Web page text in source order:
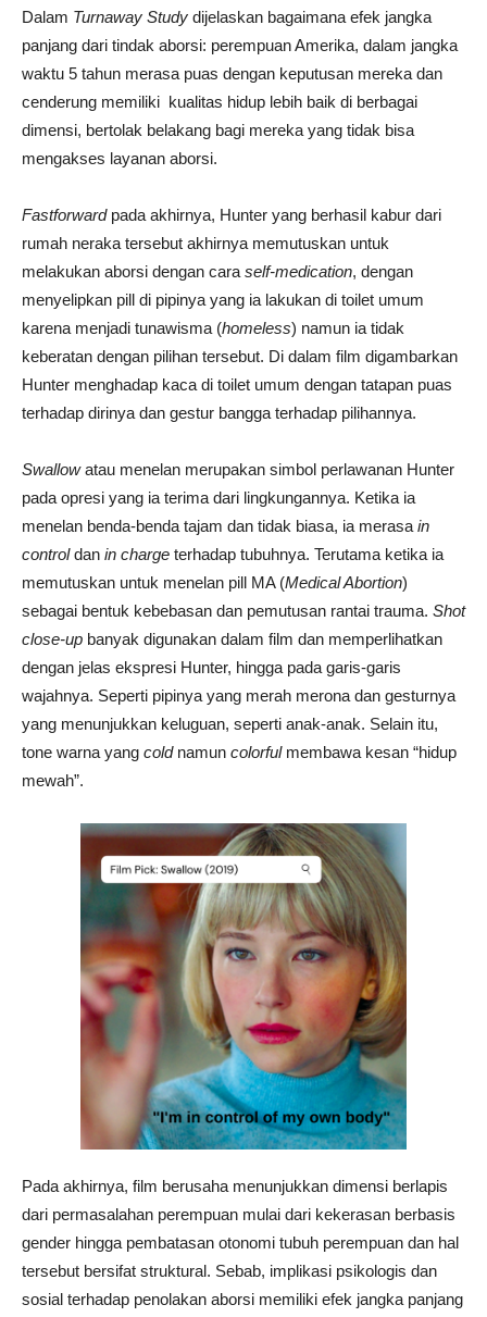
Dalam Turnaway Study dijelaskan bagaimana efek jangka
panjang dari tindak aborsi: perempuan Amerika, dalam jangka
waktu 5 tahun merasa puas dengan keputusan mereka dan
cenderung memiliki kualitas hidup lebih baik di berbagai
dimensi, bertolak belakang bagi mereka yang tidak bisa
mengakses layanan aborsi.
Fastforward pada akhirnya, Hunter yang berhasil kabur dari
rumah neraka tersebut akhirnya memutuskan untuk
melakukan aborsi dengan cara self-medication, dengan
menyelipkan pill di pipinya yang ia lakukan di toilet umum
karena menjadi tunawisma (homeless) namun ia tidak
keberatan dengan pilihan tersebut. Di dalam film digambarkan
Hunter menghadap kaca di toilet umum dengan tatapan puas
terhadap dirinya dan gestur bangga terhadap pilihannya.
Swallowatau menelan merupakan simbol perlawanan Hunter
pada opresi yang ia terima dari lingkungannya. Ketika ia
menelan benda-benda tajam dan tidak biasa, ia merasa in
controldan in charge terhadap tubuhnya. Terutama ketika ia
memutuskan untuk menelan pill MA (Medical Abortion)
sebagai bentuk kebebasan dan pemutusan rantai trauma. Shot
close-up banyak digunakan dalam film dan memperlihatkan
dengan jelas ekspresi Hunter, hingga pada garis-garis
wajahnya. Seperti pipinya yang merah merona dan gesturnya
yang menunjukkan keluguan, seperti anak-anak. Selain itu,
tone warna yang coldnamun colorfulmembawa kesan “hidup
mewah”.
Pada akhirnya, film berusaha menunjukkan dimensi berlapis
dari permasalahan perempuan mulai dari kekerasan berbasis
gender hingga pembatasan otonomi tubuh perempuan dan hal
tersebut bersifat struktural. Sebab, implikasi psikologis dan
sosial terhadap penolakan aborsi memiliki efek jangka panjang